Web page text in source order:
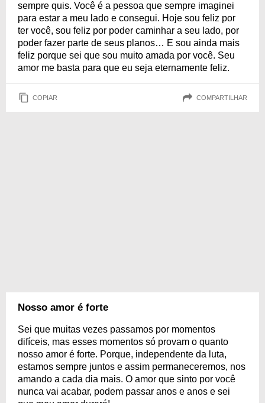
sempre quis. Você é a pessoa que sempre imaginei
para estar a meu lado e consegui. Hoje sou feliz por
ter você, sou feliz por poder caminhar a seu lado, por
poder fazer parte de seus planos… E sou ainda mais
feliz porque sei que sou muito amada por você. Seu
amor me basta para que eu seja eternamente feliz.
COPIAR COMPARTILHAR
Nosso amor é forte
Sei que muitas vezes passamos por momentos
difíceis, mas esses momentos só provam o quanto
nosso amor é forte. Porque, independente da luta,
estamos sempre juntos e assim permaneceremos, nos
amando a cada dia mais. O amor que sinto por você
nunca vai acabar, podem passar anos e anos e sei